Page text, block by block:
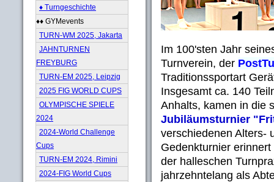
♦ Turngeschichte
♦♦ GYMevents
TURN-WM 2025, Jakarta
JAHNTURNEN
FREYBURG
TURN-EM 2025, Leipzig
2025 FIG WORLD CUPS
OLYMPISCHE SPIELE
2024
2024-World Challenge
Cups
TURN-EM 2024, Rimini
2024-FIG World Cups
Im 100'sten Jahr
Turnverein, der
Traditionssportart
Insgesamt ca. 140
Anhalts, kamen in die
Jubiläumsturnier
verschiedenen Alters-
Gedenkturnier
der halleschen
jahrzehntelang als